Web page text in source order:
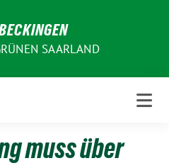
SAARLAND
muss über